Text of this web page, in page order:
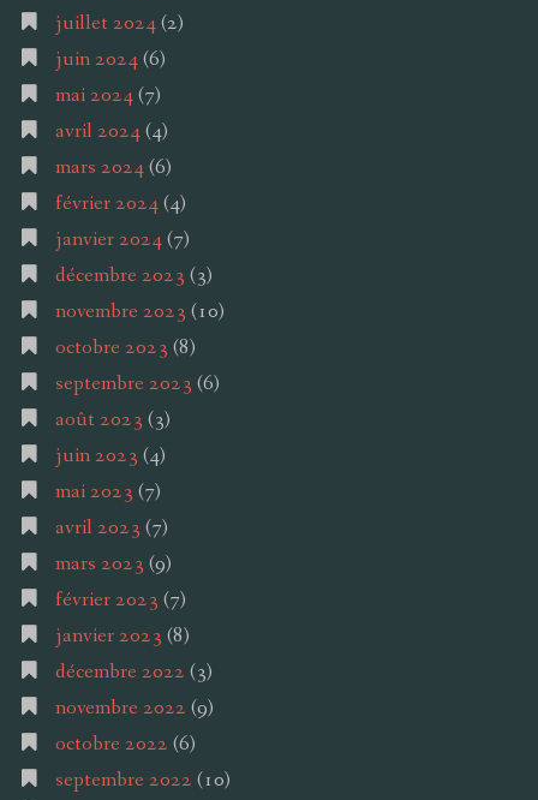
juillet 2024(2)
juin 2024(6)
mai 2024(7)
avril 2024(4)
mars 2024(6)
février 2024(4)
janvier 2024(7)
décembre 2023 (3)
novembre 2023 (10)
octobre 2023 (8)
septembre 2023 (6)
août 2023 (3)
juin 2023 (4)
mai 2023 (7)
avril 2023 (7)
mars 2023 (9)
février 2023 (7)
janvier 2023 (8)
décembre 2022 (3)
novembre 2022 (9)
octobre 2022 (6)
septembre 2022 (10)